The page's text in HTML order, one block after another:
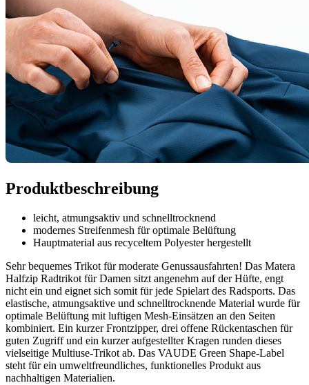
Produktbeschreibung
leicht, atmungsaktiv und schnelltrocknend
modernes Streifenmesh für optimale Belüftung
Hauptmaterial aus recyceltem Polyester hergestellt
Sehr bequemes Trikot für moderate Genussausfahrten! Das Matera
Halfzip Radtrikot für Damen sitzt angenehm auf der Hüfte, engt
nicht ein und eignet sich somit für jede Spielart des Radsports. Das
elastische, atmungsaktive und schnelltrocknende Material wurde für
optimale Belüftung mit luftigen Mesh-Einsätzen an den Seiten
kombiniert. Ein kurzer Frontzipper, drei offene Rückentaschen für
guten Zugriff und ein kurzer aufgestellter Kragen runden dieses
vielseitige Multiuse-Trikot ab. Das VAUDE Green Shape-Label
steht für ein umweltfreundliches, funktionelles Produkt aus
nachhaltigen Materialien.